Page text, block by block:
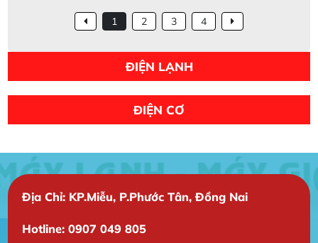
1 2 3 4
ĐIỆN LẠNH
ĐIỆN CƠ
Địa Chỉ: KP.Miễu, P.Phước Tân, Đồng Nai
Hotline: 0907 049 805